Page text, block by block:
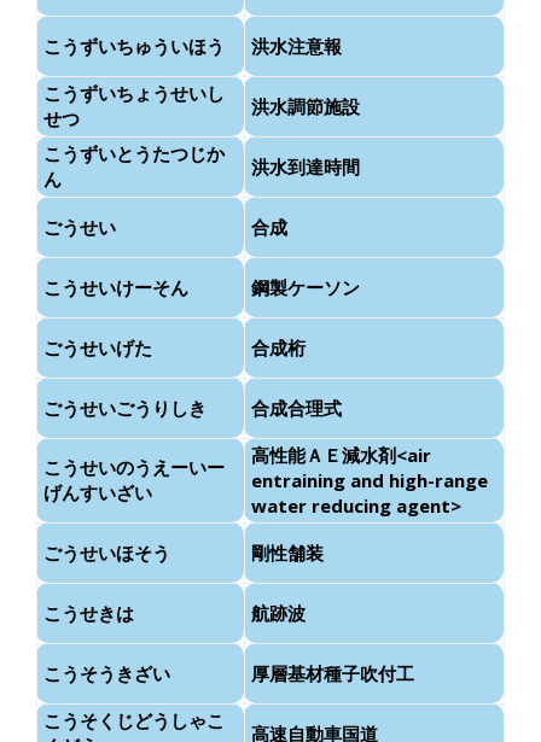
こうずいちゅういほう
洪水注意報
こうずいちょうせいし
せつ
洪水調節施設
こうずいとうたつじか
ん
洪水到達時間
ごうせい 合成
こうせいけーそん 鋼製ケーソン
ごうせいげた 合成桁
ごうせいごうりしき 合成合理式
こうせいのうえーいー
げんすいざい
高性能ＡＥ減水剤<air
entraining and high-range
water reducing agent>
ごうせいほそう
剛性舗装
こうせきは 航跡波
こうそうきざい
厚層基材種子吹付工
こうそくじどうしゃこ
高速自動車国道